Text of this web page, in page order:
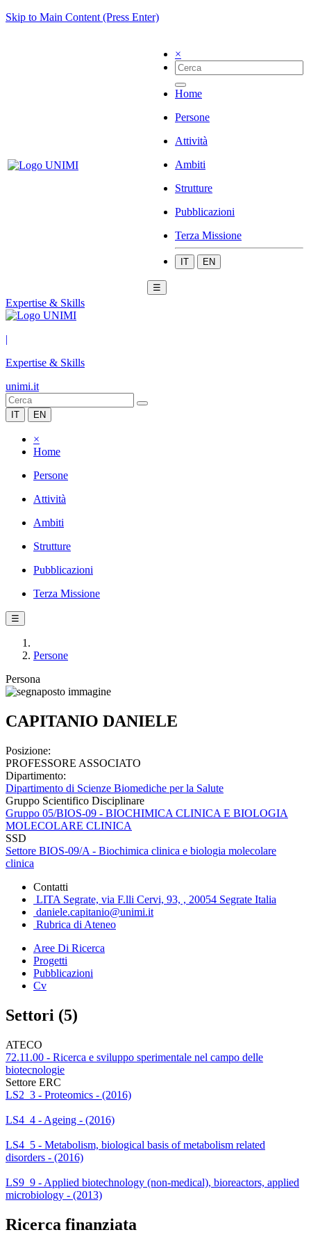
Skip to Main Content (Press Enter)
×
Home
Persone
Attività
Ambiti
Strutture
Pubblicazioni
Terza Missione
IT EN
☰
Expertise & Skills
|
Expertise & Skills
unimi.it
IT EN
×
Home
Persone
Attività
Ambiti
Strutture
Pubblicazioni
Terza Missione
☰
Persone
Persona
CAPITANIO DANIELE
Posizione:
PROFESSORE ASSOCIATO
Dipartimento:
Dipartimento di Scienze Biomediche per la Salute
Gruppo Scientifico Disciplinare
Gruppo 05/BIOS-09 - BIOCHIMICA CLINICA E BIOLOGIA
MOLECOLARE CLINICA
SSD
Settore BIOS-09/A - Biochimica clinica e biologia molecolare
clinica
Contatti
LITA Segrate, via F.lli Cervi, 93, , 20054 Segrate Italia
daniele.capitanio@unimi.it
Rubrica di Ateneo
Aree Di Ricerca
Progetti
Pubblicazioni
Cv
Settori (5)
ATECO
72.11.00 - Ricerca e sviluppo sperimentale nel campo delle
biotecnologie
Settore ERC
LS2_3 - Proteomics - (2016)
LS4_4 - Ageing - (2016)
LS4_5 - Metabolism, biological basis of metabolism related
disorders - (2016)
LS9_9 - Applied biotechnology (non-medical), bioreactors, applied
microbiology - (2013)
Ricerca finanziata